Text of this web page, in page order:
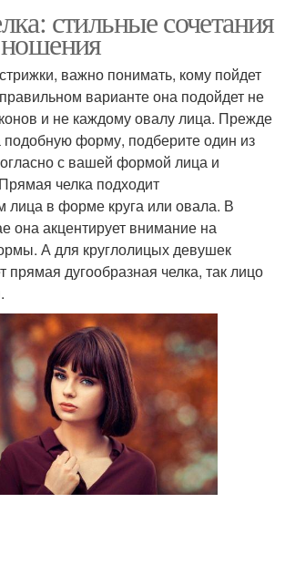
стильные сочетания
важно понимать, кому пойдет
варианте она подойдет не
и не каждому овалу лица. Прежде
форму, подберите один из
с вашей формой лица и
челка подходит
лица в форме круга или овала. В
она акцентирует внимание на
А для круглолицых девушек
прямая дугообразная челка, так лицо